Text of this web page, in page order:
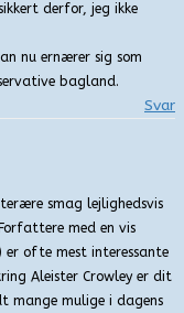
derfor, jeg ikke
nu ernærer sig som
bagland.
Svar
smag lejlighedsvis
med en vis
ofte mest interessante
Aleister Crowley er dit
mange mulige i dagens